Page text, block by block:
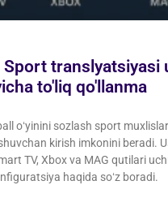
translyatsiyasi
to'liq qo'llanma
oʻyinini sozlash sport
kirish imkonini beradi.
TV, Xbox va MAG qutilari
haqida soʻz boradi.